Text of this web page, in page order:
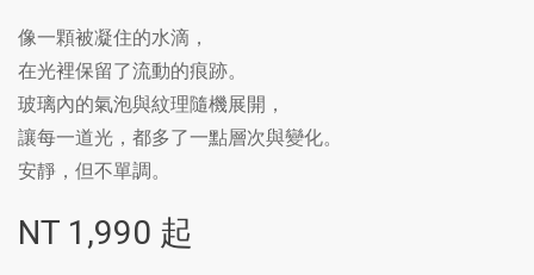
像一顆被凝住的水滴，
在光裡保留了流動的痕跡。
玻璃內的氣泡與紋理隨機展開，
讓每一道光，都多了一點層次與變化。
安靜，但不單調。
NT 1,990 起